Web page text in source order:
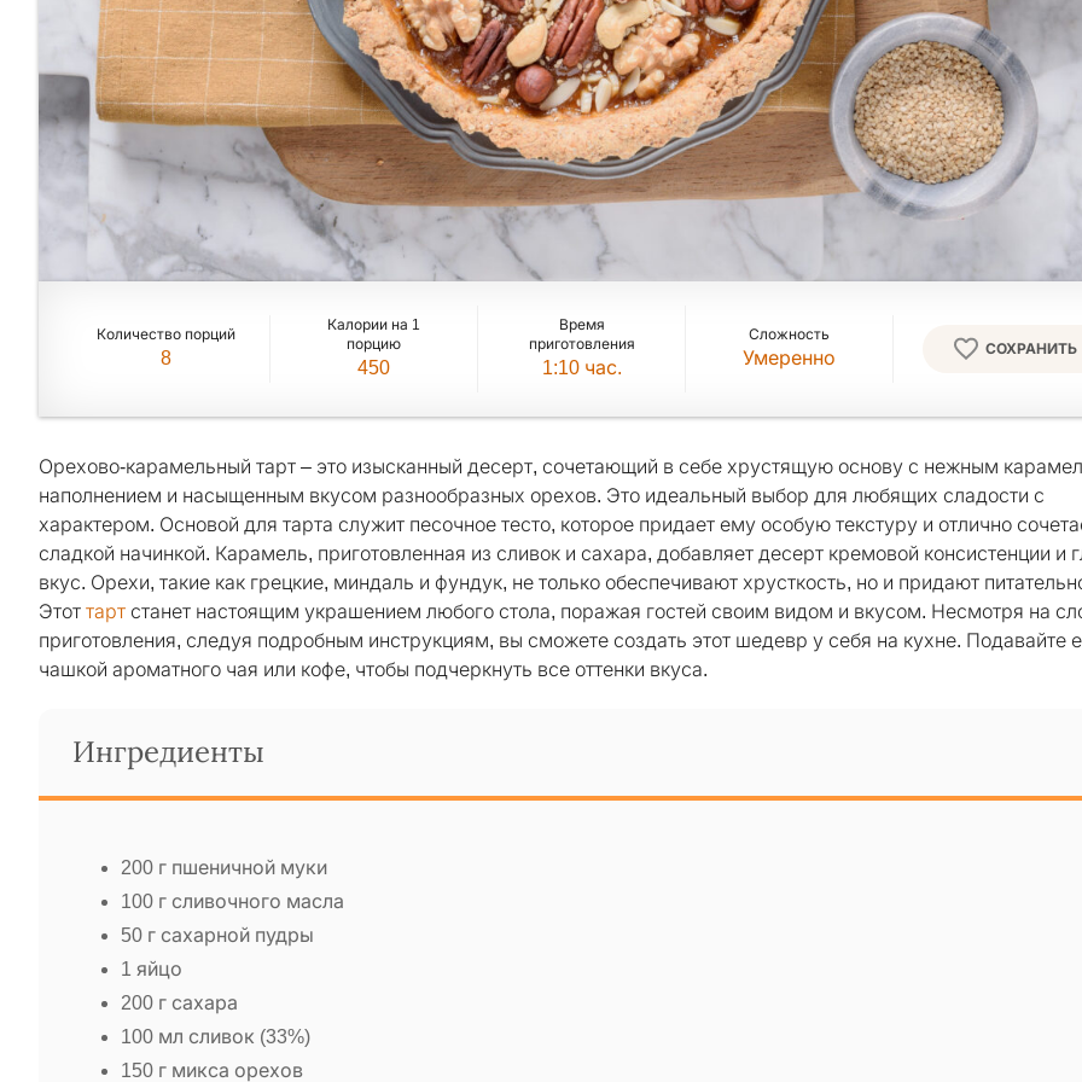
Количество порций
8
Калории на 1
порцию
450
Время
приготовления
1:10 час.
Сложность
Умеренно СОХРАНИТЬ
Орехово-карамельный тарт – это изысканный десерт, сочетающий в себе хрустящую основу с нежным
наполнением и насыщенным вкусом разнообразных орехов. Это идеальный выбор для любящих сладости с
характером. Основой для тарта служит песочное тесто, которое придает ему особую текстуру и отлично
сладкой начинкой. Карамель, приготовленная из сливок и сахара, добавляет десерт кремовой консистенции и
вкус. Орехи, такие как грецкие, миндаль и фундук, не только обеспечивают хрусткость, но и придают
Этот тарт станет настоящим украшением любого стола, поражая гостей своим видом и вкусом. Несмотря на
приготовления, следуя подробным инструкциям, вы сможете создать этот шедевр у себя на кухне. Подавайте
чашкой ароматного чая или кофе, чтобы подчеркнуть все оттенки вкуса.
Ингредиенты
200 г пшеничной муки
100 г сливочного масла
50 г сахарной пудры
1 яйцо
200 г сахара
100 мл сливок (33%)
150 г микса орехов